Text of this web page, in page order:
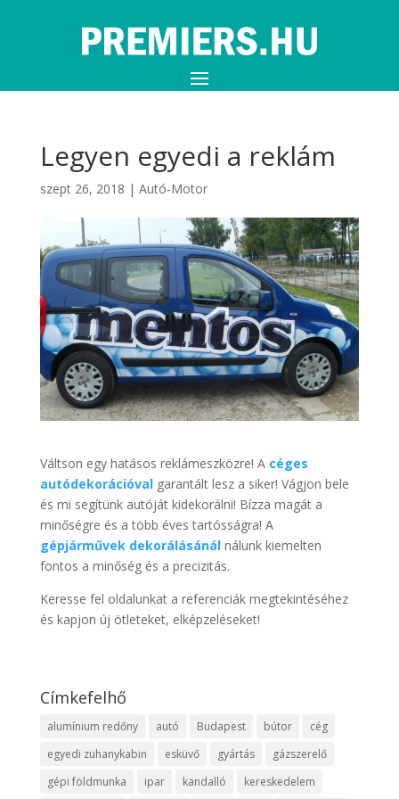
Legyen egyedi a reklám
szept 26, 2018 | Autó-Motor
Váltson egy hatásos reklámeszközre! A céges
autódekorációvalgarantált lesz a siker! Vágjon bele
és mi segítünk autóját kidekorálni! Bízza magát a
minőségre és a több éves tartósságra! A
gépjárművek dekorálásánálnálunk kiemelten
fontos a minőség és a precizitás.
Keresse fel oldalunkat a referenciák megtekintéséhez
és kapjon új ötleteket, elképzeléseket!
Címkefelhő
alumínium redőny autó Budapest bútor
cég
egyedi zuhanykabin
esküvő gyártás
gázszerelő
gépi földmunka
ipar kandalló kereskedelem